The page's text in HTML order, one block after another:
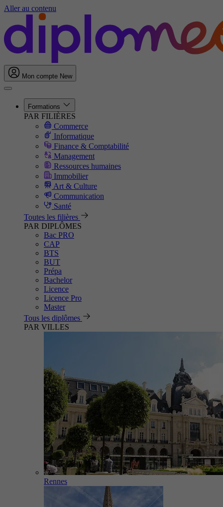
Aller au contenu
Mon compte New
Formations
PAR FILIÈRES
Commerce
Informatique
Finance & Comptabilité
Management
Ressources humaines
Immobilier
Art & Culture
Communication
Santé
Toutes les filières
PAR DIPLÔMES
Bac PRO
CAP
BTS
BUT
Prépa
Bachelor
Licence
Licence Pro
Master
Tous les diplômes
PAR VILLES
Rennes